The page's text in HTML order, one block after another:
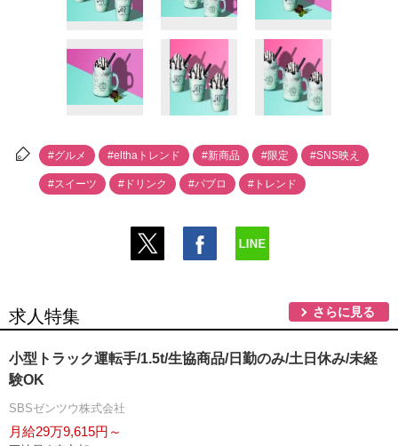
#グルメ #elthaトレンド #新商品 #限定 #SNS映え
#スイーツ #ドリンク #パブロ #トレンド
求人特集 さらに見る
小型トラック運転手/1.5t/生協商品/日勤のみ/土日休み/未経
験OK
SBSゼンツウ株式会社
月給29万9,615円～